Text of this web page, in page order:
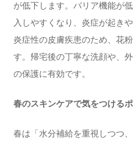
が低下します。バリア機能が
入しやすくなり、炎症が起き
炎症性の皮膚疾患のため、花
す。帰宅後の丁寧な洗顔や、
の保護に有効です。
春のスキンケアで気をつける
春は「水分補給を重視しつつ